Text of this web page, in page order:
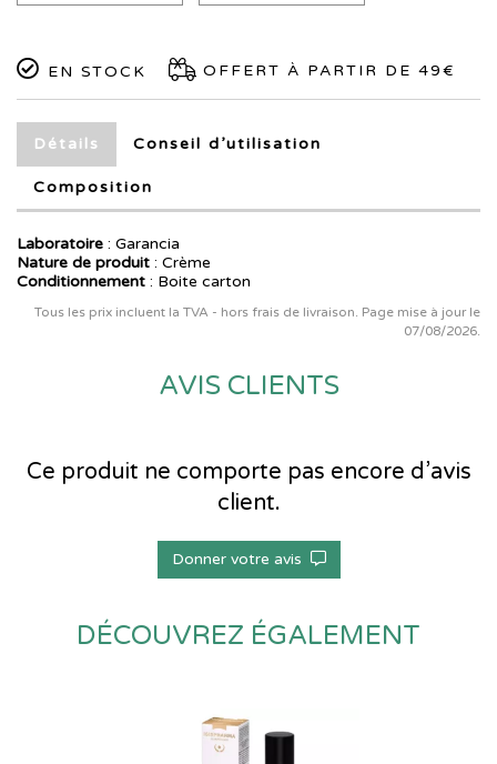
EN STOCK OFFERT À PARTIR DE 49€
Détails Conseil d’utilisation
Composition
Laboratoire : Garancia
Nature de produit : Crème
Conditionnement : Boite carton
Tous les prix incluent la TVA - hors frais de livraison. Page mise à jour le
07/08/2026.
AVIS CLIENTS
Ce produit ne comporte pas encore d’avis
client.
Donner votre avis
DÉCOUVREZ ÉGALEMENT